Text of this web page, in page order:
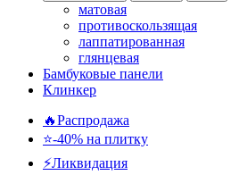
матовая
противоскользящая
лаппатированная
глянцевая
Бамбуковые панели
Клинкер
🔥Распродажа
⭐-40% на плитку
⚡️Ликвидация